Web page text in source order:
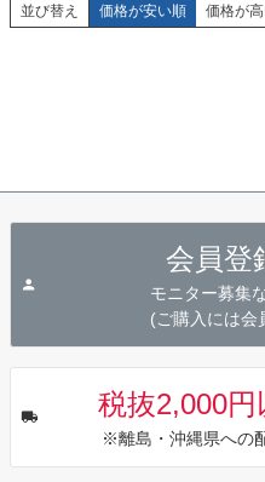
並び替え 価格が安い順 価格が
会員登
モニター募集
(ご購入には会
税抜2,000
※離島・沖縄県への